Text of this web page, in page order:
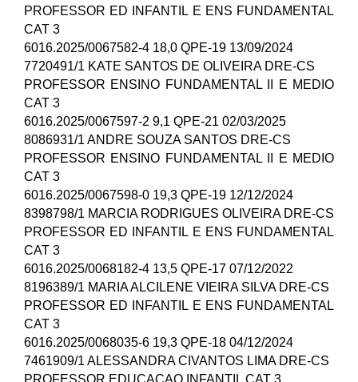
PROFESSOR ED INFANTIL E ENS FUNDAMENTAL
CAT 3
6016.2025/0067582-4 18,0 QPE-19 13/09/2024
7720491/1 KATE SANTOS DE OLIVEIRA DRE-CS
PROFESSOR ENSINO FUNDAMENTAL II E MEDIO
CAT 3
6016.2025/0067597-2 9,1 QPE-21 02/03/2025
8086931/1 ANDRE SOUZA SANTOS DRE-CS
PROFESSOR ENSINO FUNDAMENTAL II E MEDIO
CAT 3
6016.2025/0067598-0 19,3 QPE-19 12/12/2024
8398798/1 MARCIA RODRIGUES OLIVEIRA DRE-CS
PROFESSOR ED INFANTIL E ENS FUNDAMENTAL
CAT 3
6016.2025/0068182-4 13,5 QPE-17 07/12/2022
8196389/1 MARIA ALCILENE VIEIRA SILVA DRE-CS
PROFESSOR ED INFANTIL E ENS FUNDAMENTAL
CAT 3
6016.2025/0068035-6 19,3 QPE-18 04/12/2024
7461909/1 ALESSANDRA CIVANTOS LIMA DRE-CS
PROFESSOR EDUCACAO INFANTIL CAT 3